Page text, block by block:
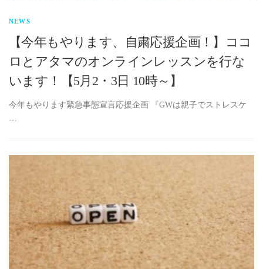
NEWS
【今年もやります、自粛応援企画！】ココ
ロとアタマのオンラインレッスンを行な
います！【5月2・3日 10時～】
今年もやります緊急事態宣言応援企画 『GWは親子でストレスケ
…